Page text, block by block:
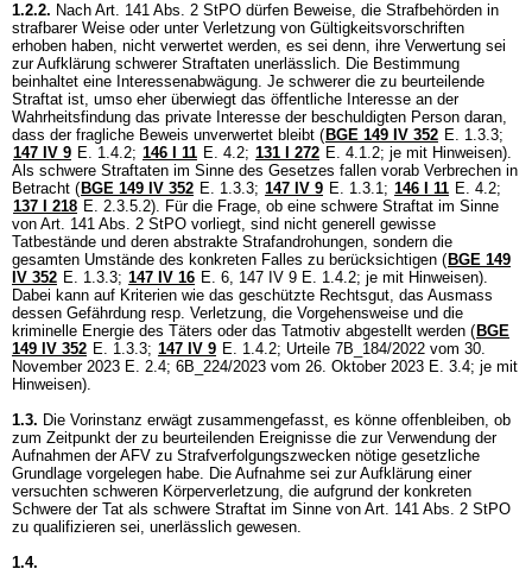
1.2.2. Nach Art. 141 Abs. 2 StPO dürfen Beweise, die Strafbehörden in
strafbarer Weise oder unter Verletzung von Gültigkeitsvorschriften
erhoben haben, nicht verwertet werden, es sei denn, ihre Verwertung sei
zur Aufklärung schwerer Straftaten unerlässlich. Die Bestimmung
beinhaltet eine Interessenabwägung. Je schwerer die zu beurteilende
Straftat ist, umso eher überwiegt das öffentliche Interesse an der
Wahrheitsfindung das private Interesse der beschuldigten Person daran,
dass der fragliche Beweis unverwertet bleibt ( BGE 149 IV 352 E. 1.3.3;
147 IV 9 E. 1.4.2; 146 I 11 E. 4.2; 131 I 272 E. 4.1.2; je mit Hinweisen).
Als schwere Straftaten im Sinne des Gesetzes fallen vorab Verbrechen in
Betracht ( BGE 149 IV 352 E. 1.3.3; 147 IV 9 E. 1.3.1; 146 I 11 E. 4.2;
137 I 218 E. 2.3.5.2). Für die Frage, ob eine schwere Straftat im Sinne
von Art. 141 Abs. 2 StPO vorliegt, sind nicht generell gewisse
Tatbestände und deren abstrakte Strafandrohungen, sondern die
gesamten Umstände des konkreten Falles zu berücksichtigen ( BGE 149
IV 352 E. 1.3.3; 147 IV 16 E. 6, 147 IV 9 E. 1.4.2; je mit Hinweisen).
Dabei kann auf Kriterien wie das geschützte Rechtsgut, das Ausmass
dessen Gefährdung resp. Verletzung, die Vorgehensweise und die
kriminelle Energie des Täters oder das Tatmotiv abgestellt werden ( BGE
149 IV 352 E. 1.3.3; 147 IV 9 E. 1.4.2; Urteile 7B_184/2022 vom 30.
November 2023 E. 2.4; 6B_224/2023 vom 26. Oktober 2023 E. 3.4; je mit
Hinweisen).
1.3. Die Vorinstanz erwägt zusammengefasst, es könne offenbleiben, ob
zum Zeitpunkt der zu beurteilenden Ereignisse die zur Verwendung der
Aufnahmen der AFV zu Strafverfolgungszwecken nötige gesetzliche
Grundlage vorgelegen habe. Die Aufnahme sei zur Aufklärung einer
versuchten schweren Körperverletzung, die aufgrund der konkreten
Schwere der Tat als schwere Straftat im Sinne von Art. 141 Abs. 2 StPO
zu qualifizieren sei, unerlässlich gewesen.
1.4.